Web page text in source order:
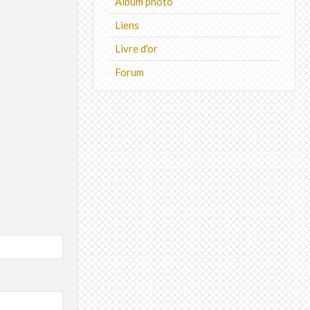
Liens
Livre d'or
Forum